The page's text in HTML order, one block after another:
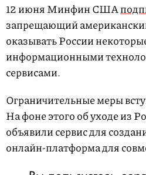
12 июня Минфин США
запрещающий
оказывать России
информационными
сервисами.
Ограничительные меры
На фоне этого об уходе из
объявили сервис для
онлайн-платформа для